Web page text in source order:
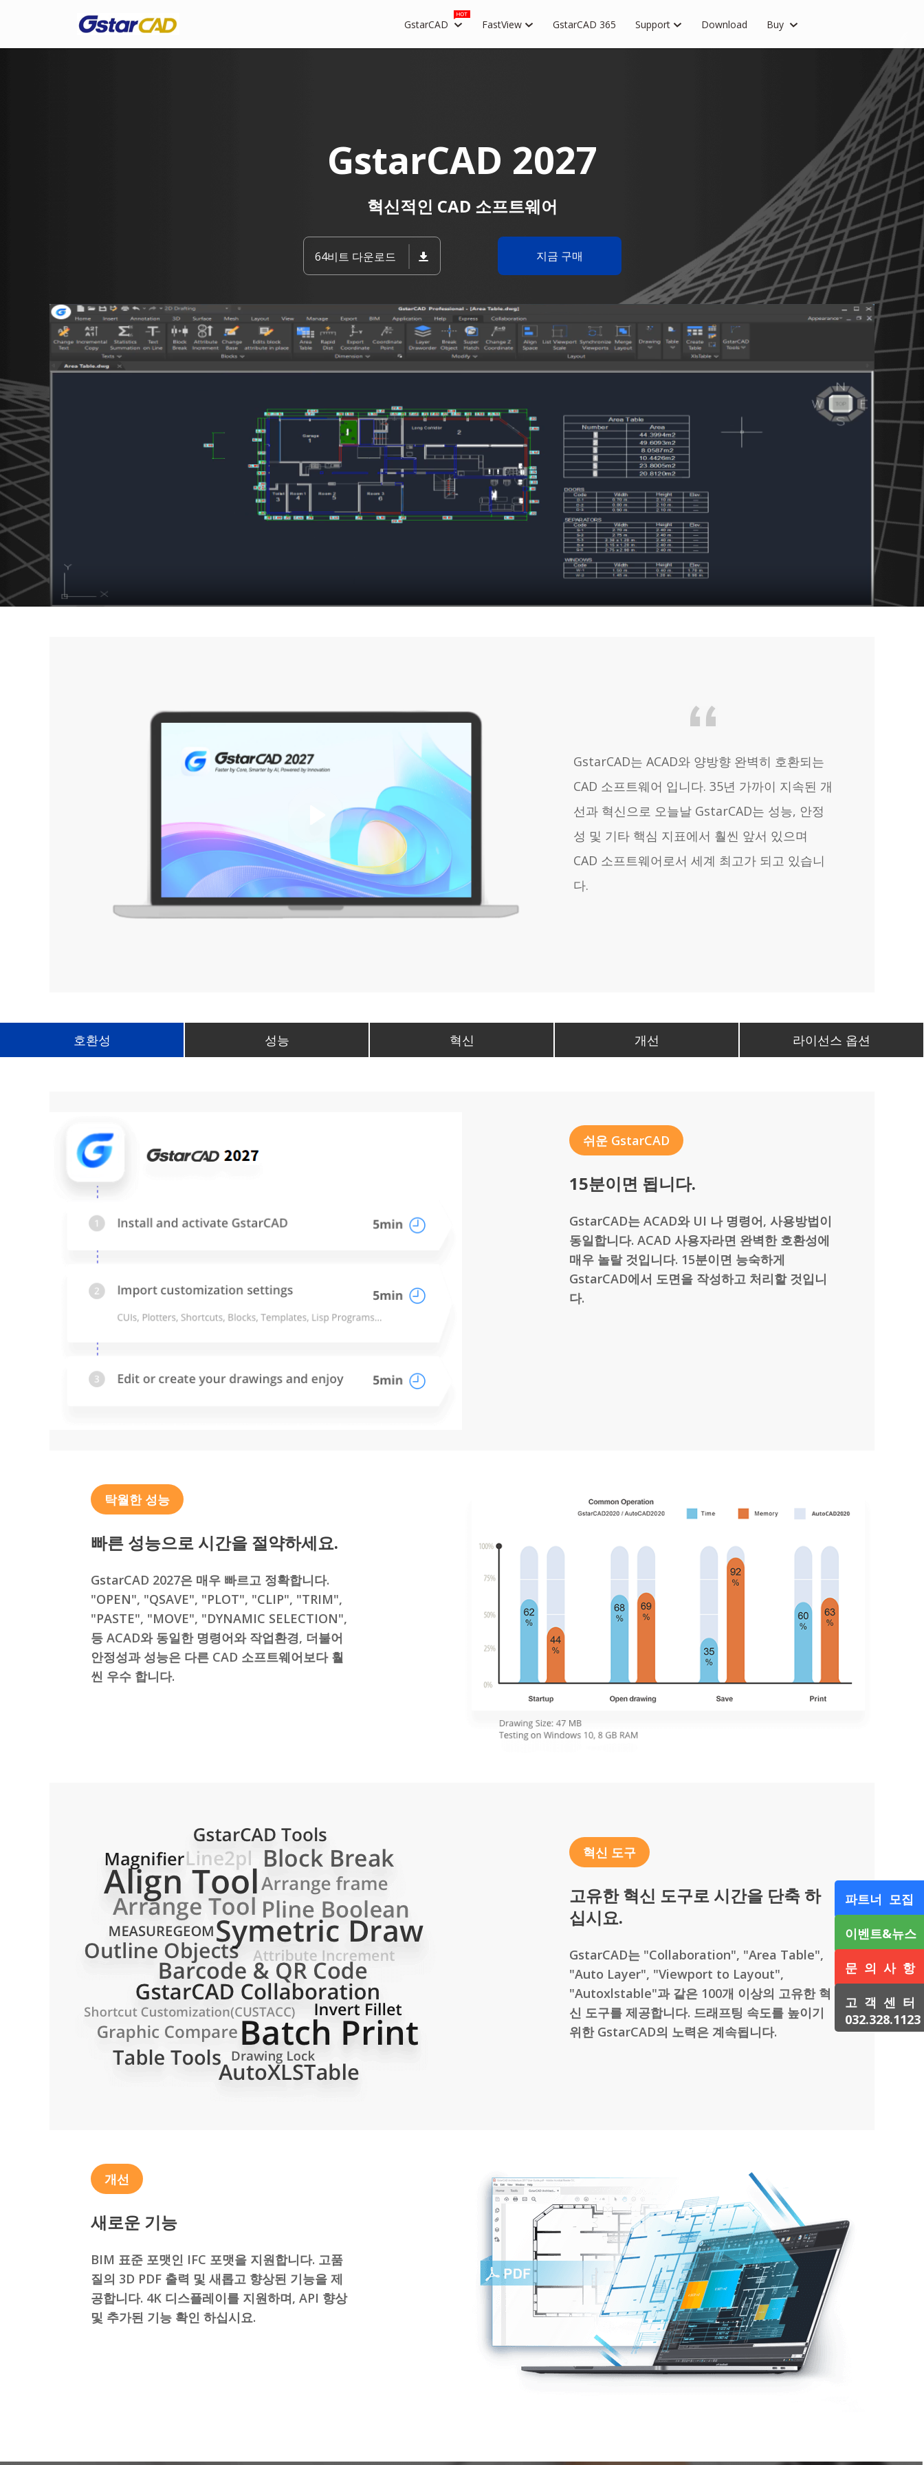
GstarCAD FastView GstarCAD 365 Support Download Buy
GstarCAD 2027
혁신적인 CAD 소프트웨어
64비트 다운로드 지금 구매
GstarCAD는 ACAD와 양방향 완벽히 호환되는
CAD 소프트웨어 입니다. 35년 가까이 지속된 개
선과 혁신으로 오늘날 GstarCAD는 성능, 안정
성 및 기타 핵심 지표에서 훨씬 앞서 있으며
CAD 소프트웨어로서 세계 최고가 되고 있습니
다.
호환성 성능 혁신 개선 라이선스 옵션
쉬운 GstarCAD
15분이면 됩니다.
GstarCAD는 ACAD와 UI 나 명령어, 사용방법이
동일합니다. ACAD 사용자라면 완벽한 호환성에
매우 놀랄 것입니다. 15분이면 능숙하게
GstarCAD에서 도면을 작성하고 처리할 것입니
다.
탁월한 성능
빠른 성능으로 시간을 절약하세요.
GstarCAD 2027은 매우 빠르고 정확합니다.
"OPEN", "QSAVE", "PLOT", "CLIP", "TRIM",
"PASTE", "MOVE", "DYNAMIC SELECTION",
등 ACAD와 동일한 명령어와 작업환경, 더불어
안정성과 성능은 다른 CAD 소프트웨어보다 훨
씬 우수 합니다.
혁신 도구
고유한 혁신 도구로 시간을 단축 하
십시요.
GstarCAD는 "Collaboration", "Area Table",
"Auto Layer", "Viewport to Layout",
"Autoxlstable"과 같은 100개 이상의 고유한 혁
신 도구를 제공합니다. 드래프팅 속도를 높이기
위한 GstarCAD의 노력은 계속됩니다.
개선
새로운 기능
BIM 표준 포맷인 IFC 포맷을 지원합니다. 고품
질의 3D PDF 출력 및 새롭고 향상된 기능을 제
공합니다. 4K 디스플레이를 지원하며, API 향상
및 추가된 기능 확인 하십시요.
파트너 모집
이벤트&뉴스
문 의 사 항
고 객 센 터
032.328.1123